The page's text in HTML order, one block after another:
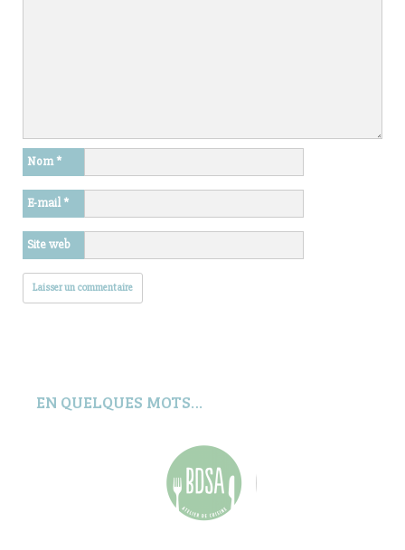
Nom*
E-mail*
Site web
EN QUELQUES MOTS…